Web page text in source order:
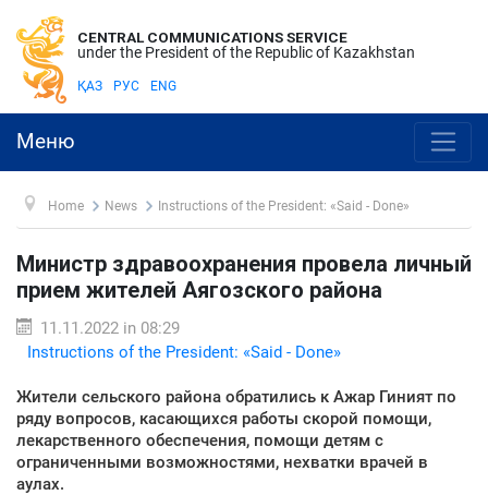
CENTRAL COMMUNICATIONS SERVICE
under the President of the Republic of Kazakhstan
ҚАЗ РУС ENG
Меню
Home News Instructions of the President: «Said - Done»
Министр здравоохранения провела личный
прием жителей Аягозского района
11.11.2022 in 08:29
Instructions of the President: «Said - Done»
Жители сельского района обратились к Ажар Гиният по
ряду вопросов, касающихся работы скорой помощи,
лекарственного обеспечения, помощи детям с
ограниченными возможностями, нехватки врачей в
аулах.